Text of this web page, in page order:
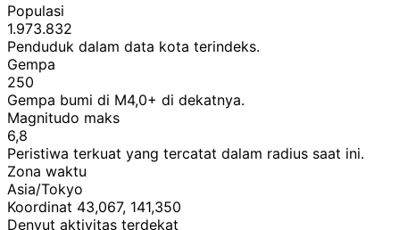
Populasi
1.973.832
Penduduk dalam data kota terindeks.
Gempa
250
Gempa bumi di M4,0+ di dekatnya.
Magnitudo maks
6,8
Peristiwa terkuat yang tercatat dalam radius saat ini.
Zona waktu
Asia/Tokyo
Koordinat 43,067, 141,350
Denyut aktivitas terdekat